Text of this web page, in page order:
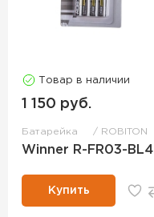
Товар в наличии
1 150 руб.
Батарейка ROBITON
Winner R-FR03-BL4
Купить